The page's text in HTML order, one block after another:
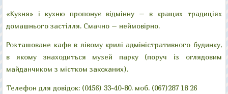
«Кузня» і кухню пропонує відмінну – в кращих традиціях
домашнього застілля. Смачно – неймовірно.
Розташоване кафе в лівому крилі адміністративного будинку,
в якому знаходиться музей парку (поруч із оглядовим
майданчиком з містком закоханих).
Телефон для довідок: (0456) 33-40-80. моб. (067)287 18 26